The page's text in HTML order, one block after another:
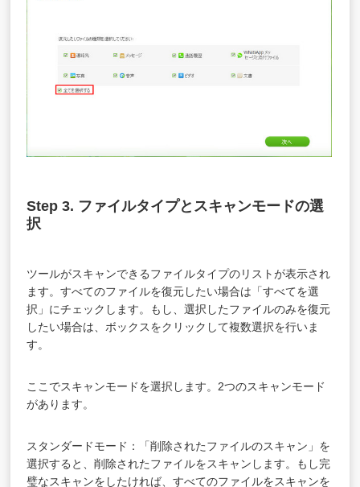
Step 3. ファイルタイプとスキャンモードの選
択
ツールがスキャンできるファイルタイプのリストが表示され
ます。すべてのファイルを復元したい場合は「すべてを選
択」にチェックします。もし、選択したファイルのみを復元
したい場合は、ボックスをクリックして複数選択を行いま
す。
ここでスキャンモードを選択します。2つのスキャンモード
があります。
スタンダードモード：「削除されたファイルのスキャン」を
選択すると、削除されたファイルをスキャンします。もし完
璧なスキャンをしたければ、すべてのファイルをスキャンを